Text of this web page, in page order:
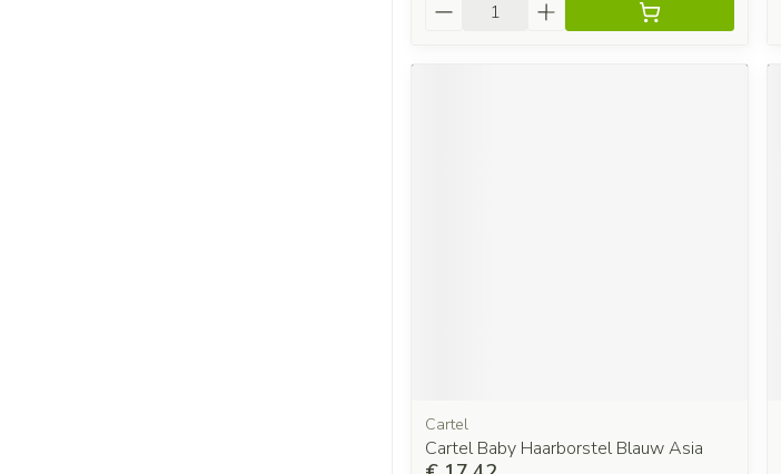
Cartel
Cartel Baby Haarborstel Blauw Asia